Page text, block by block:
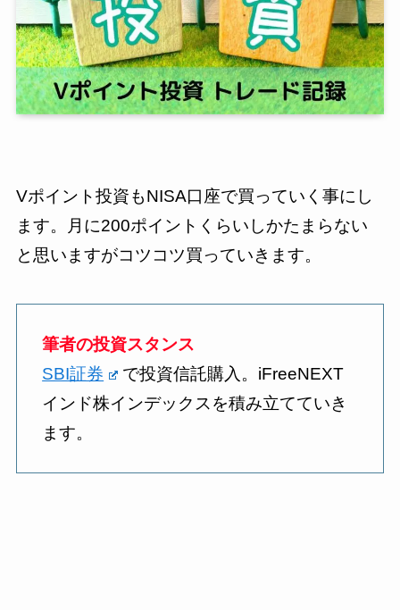
Vポイント投資もNISA口座で買っていく事にし
ます。月に200ポイントくらいしかたまらない
と思いますがコツコツ買っていきます。
筆者の投資スタンス
SBI証券
で投資信託購入。iFreeNEXT
インド株インデックスを積み立てていき
ます。